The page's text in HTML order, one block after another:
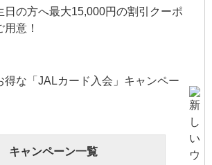
日の方へ最大15,000円の割引クーポ
用意！
得な「JALカード入会」キャンペー
キャンペーン一覧